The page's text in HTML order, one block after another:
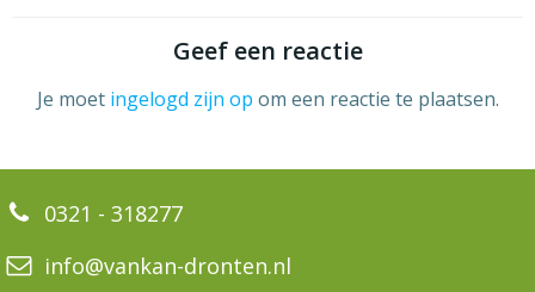
Geef een reactie
Je moet ingelogd zijn op om een reactie te plaatsen.
0321 - 318277
info@vankan-dronten.nl